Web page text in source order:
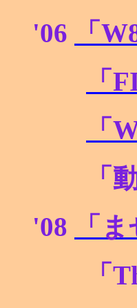
'06
「
「
「
「
'08
「
「